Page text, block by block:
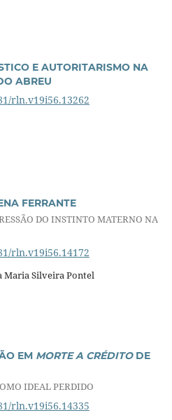
E AUTORITARISMO NA
ABREU
rln.v19i56.13262
FERRANTE
DO INSTINTO MATERNO NA
rln.v19i56.14172
Maria Silveira Pontel
EM MORTE A CRÉDITODE
IDEAL PERDIDO
rln.v19i56.14335